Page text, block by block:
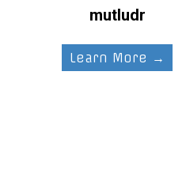
mutludr
Learn More →